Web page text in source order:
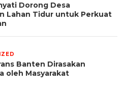
Dorong Desa
Lahan Tidur untuk Perkuat
Banten Dirasakan
oleh Masyarakat